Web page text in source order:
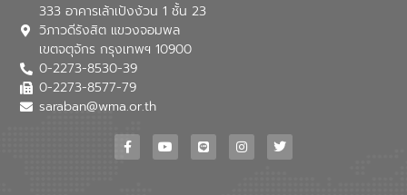
333 อาคารเล้าเป้งง้วน 1 ชั้น 23
วิภาวดีรังสิต แขวงจอมพล
เขตจตุจักร กรุงเทพฯ 10900
0-2273-8530-39
0-2273-8577-79
saraban@wma.or.th